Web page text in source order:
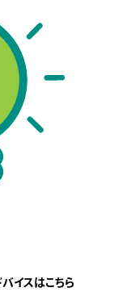
イスはこちら